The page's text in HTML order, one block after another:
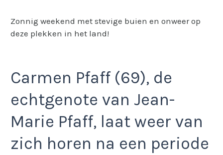
Zonnig weekend met stevige buien en onweer op
deze plekken in het land!
Carmen Pfaff (69), de
echtgenote van Jean-
Marie Pfaff, laat weer van
zich horen na een periode